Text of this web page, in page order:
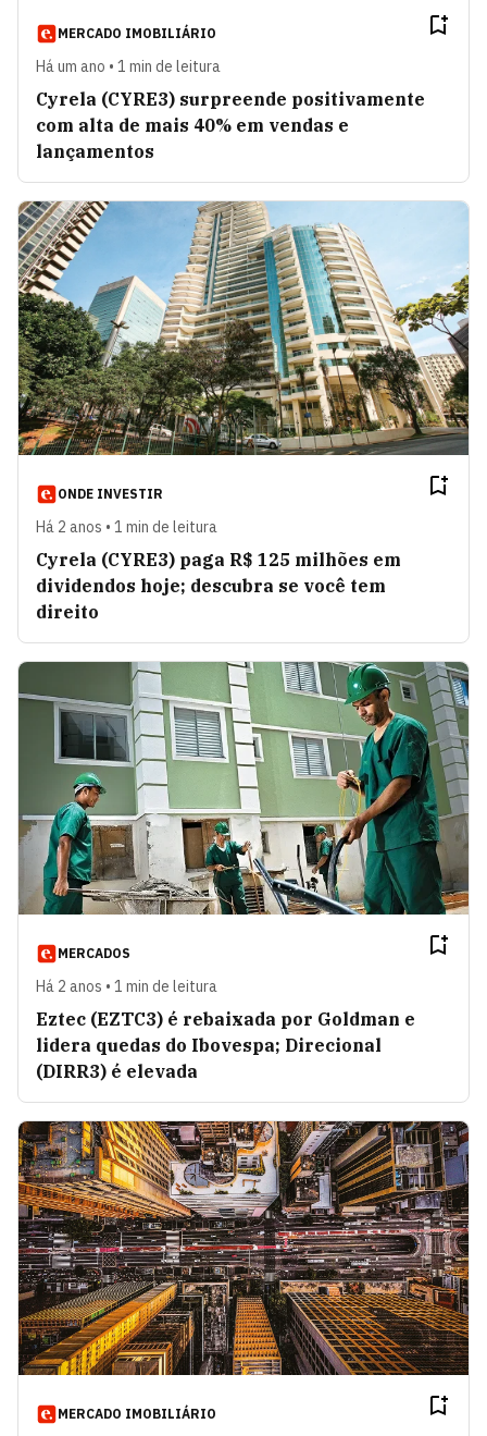
MERCADO IMOBILIÁRIO
Há um ano • 1 min de leitura
Cyrela (CYRE3) surpreende positivamente
com alta de mais 40% em vendas e
lançamentos
ONDE INVESTIR
Há 2 anos • 1 min de leitura
Cyrela (CYRE3) paga R$ 125 milhões em
dividendos hoje; descubra se você tem
direito
MERCADOS
Há 2 anos • 1 min de leitura
Eztec (EZTC3) é rebaixada por Goldman e
lidera quedas do Ibovespa; Direcional
(DIRR3) é elevada
MERCADO IMOBILIÁRIO